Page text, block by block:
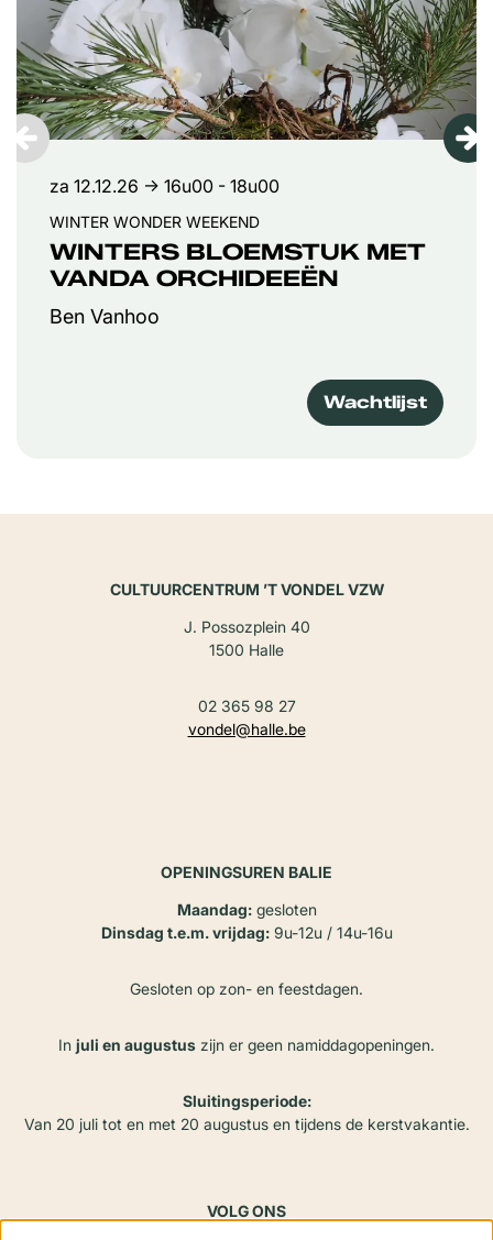
WINTERS BLOEMSTUK MET
VANDA ORCHIDEEËN
Ben Vanhoo
WINTER WONDER WEEKEND
za 12.12.26 → 16u00 - 18u00
Wachtlijst
CULTUURCENTRUM ’T VONDEL VZW
J. Possozplein 40
1500 Halle
02 365 98 27
vondel@halle.be
OPENINGSUREN BALIE
Maandag:gesloten
Dinsdag t.e.m. vrijdag:9u-12u / 14u-16u
Gesloten op zon- en feestdagen.
In juli en augustus zijn er geen namiddagopeningen.
Sluitingsperiode:
Van 20 juli tot en met 20 augustus en tijdens de kerstvakantie.
VOLG ONS